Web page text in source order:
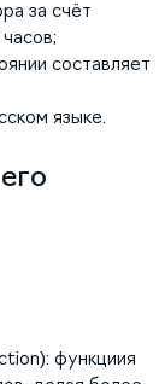
за счёт
составляет
языке.
функциия